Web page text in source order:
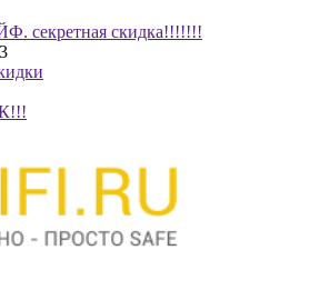
секретная скидка!!!!!!!